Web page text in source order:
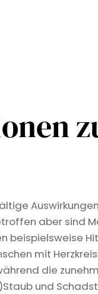
aber sind
beispielsweise
mit
die
und